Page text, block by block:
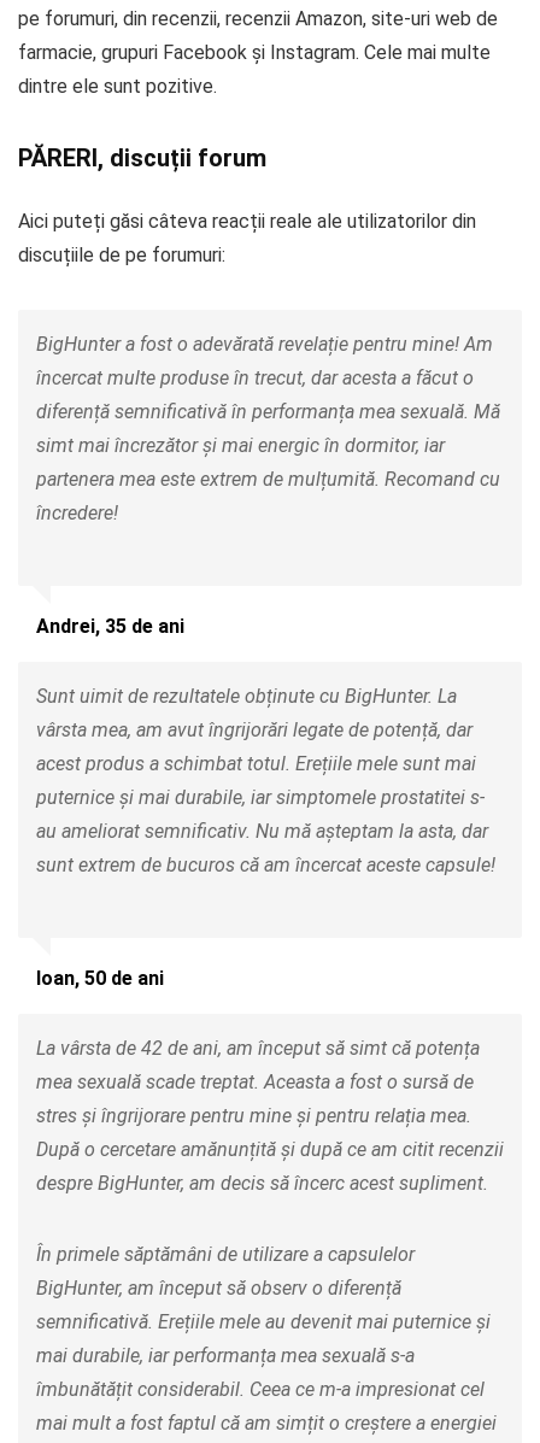
pe forumuri, din recenzii, recenzii Amazon, site-uri web de
farmacie, grupuri Facebook și Instagram. Cele mai multe
dintre ele sunt pozitive.
PĂRERI, discuții forum
Aici puteți găsi câteva reacții reale ale utilizatorilor din
discuțiile de pe forumuri:
BigHunter a fost o adevărată revelație pentru mine! Am
încercat multe produse în trecut, dar acesta a făcut o
diferență semnificativă în performanța mea sexuală. Mă
simt mai încrezător și mai energic în dormitor, iar
partenera mea este extrem de mulțumită. Recomand cu
încredere!
Andrei, 35 de ani
Sunt uimit de rezultatele obținute cu BigHunter. La
vârsta mea, am avut îngrijorări legate de potență, dar
acest produs a schimbat totul. Erețiile mele sunt mai
puternice și mai durabile, iar simptomele prostatitei s-
au ameliorat semnificativ. Nu mă așteptam la asta, dar
sunt extrem de bucuros că am încercat aceste capsule!
Ioan, 50 de ani
La vârsta de 42 de ani, am început să simt că potența
mea sexuală scade treptat. Aceasta a fost o sursă de
stres și îngrijorare pentru mine și pentru relația mea.
După o cercetare amănunțită și după ce am citit recenzii
despre BigHunter, am decis să încerc acest supliment.
În primele săptămâni de utilizare a capsulelor
BigHunter, am început să observ o diferență
semnificativă. Erețiile mele au devenit mai puternice și
mai durabile, iar performanța mea sexuală s-a
îmbunătățit considerabil. Ceea ce m-a impresionat cel
mai mult a fost faptul că am simțit o creștere a energiei